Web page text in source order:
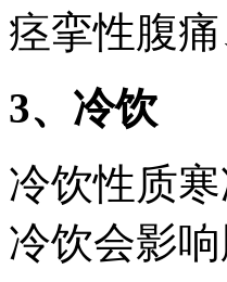
痉挛性腹
3、冷饮
冷饮性质
冷饮会影